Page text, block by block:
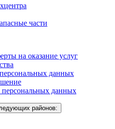
части
на оказание услуг
данных
данных
районов: